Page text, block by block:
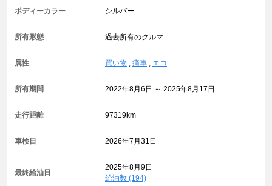
ボディーカラー シルバー
所有形態 過去所有のクルマ
属性 買い物 , 痛車 , エコ
所有期間 2022年8月6日 ～ 2025年8月17日
走行距離 97319km
車検日 2026年7月31日
最終給油日
2025年8月9日
給油数 (194)